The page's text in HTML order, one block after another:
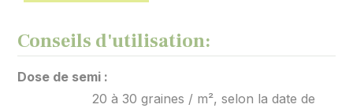
Conseils d'utilisation:
Dose de semi :
20 à 30 graines / m², selon la date de